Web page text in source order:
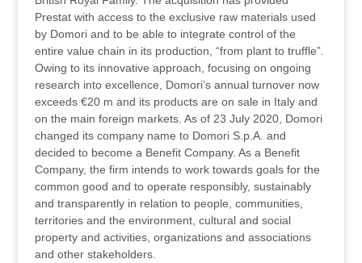
Prestat with access to the exclusive raw materials used
by Domori and to be able to integrate control of the
entire value chain in its production, “from plant to truffle”.
Owing to its innovative approach, focusing on ongoing
research into excellence, Domori’s annual turnover now
exceeds €20 m and its products are on sale in Italy and
on the main foreign markets. As of 23 July 2020, Domori
changed its company name to Domori S.p.A. and
decided to become a Benefit Company. As a Benefit
Company, the firm intends to work towards goals for the
common good and to operate responsibly, sustainably
and transparently in relation to people, communities,
territories and the environment, cultural and social
property and activities, organizations and associations
and other stakeholders.